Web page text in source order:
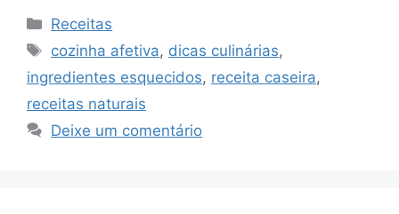
o
gl
e
Tr
a
at
s
A
p
p
gr
a
m
e
b
o
s
k
e
Categorias
Receitas
Tags
cozinha afetiva, dicas culinárias,
ingredientes esquecidos, receita caseira,
receitas naturais
Deixe um comentário